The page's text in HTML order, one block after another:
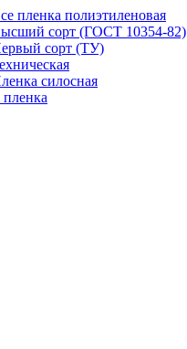
пленка полиэтиленовая
сорт (ГОСТ 10354-82)
сорт (ТУ)
силосная